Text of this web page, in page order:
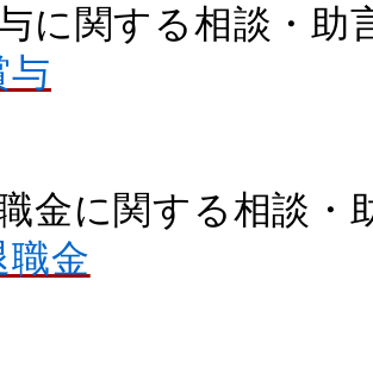
に関する相談・助
与
金に関する相談・
職金